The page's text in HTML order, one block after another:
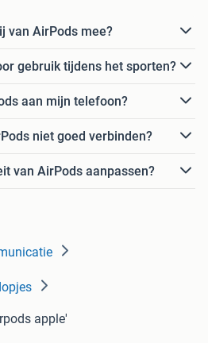
van AirPods mee?
gebruik tijdens het sporten?
aan mijn telefoon?
niet goed verbinden?
van AirPods aanpassen?
apple'